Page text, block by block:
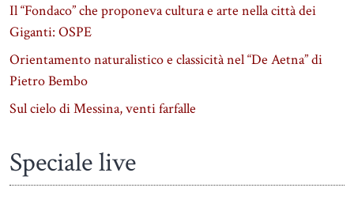
Il “Fondaco” che proponeva cultura e arte nella città dei
Giganti: OSPE
Orientamento naturalistico e classicità nel “De Aetna” di
Pietro Bembo
Sul cielo di Messina, venti farfalle
Speciale live